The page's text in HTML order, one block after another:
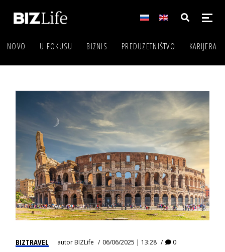
NOVO U FOKUSU BIZNIS PREDUZETNIŠTVO KARIJERA
BIZTRAVEL autorBIZLife 06/06/2025 | 13:28 0